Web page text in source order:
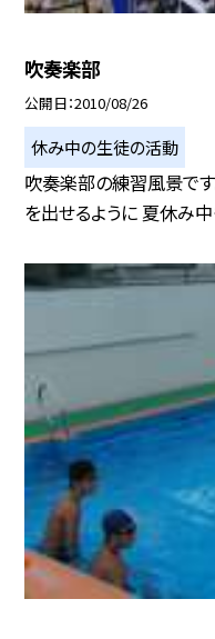
吹奏楽部
公開日 2010/08/26
休み中の生徒の活動
吹奏楽部の練習風景で
を出せるように 夏休み